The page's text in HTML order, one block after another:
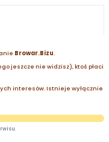
Browar.Bizu.
jeszcze nie widzisz), ktoś płaci
interesów. Istnieje wyłącznie